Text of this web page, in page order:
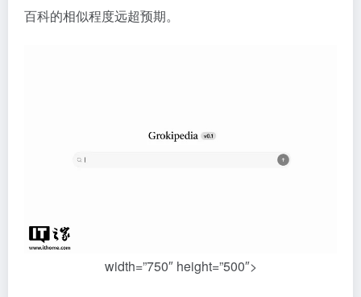
百科的相似程度远超预期。
width=”750″ height=”500″>